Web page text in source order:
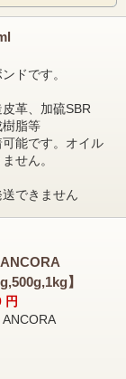
ドです。
革、加硫SBR
樹脂等
能です。オイル
せん。
できません
】
円